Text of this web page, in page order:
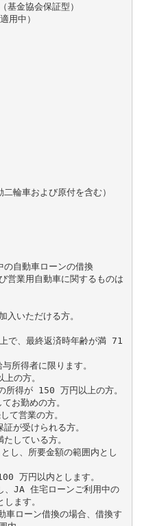
基金協会保証型）
中）
輪車および原付を含む）
の自動車ローンの借換
営業用自動車に関するものは
入いただける方。
で、最終返済時年齢が満 71
所得者に限ります。
の方。
所得が 150 万円以上の方。
お勤めの方。
て営業の方。
が受けられる方。
している方。
し、所要金額の範囲内とし
万円以内とします。
JA 住宅ローンご利用中の
ます。
車ローン借換の場合、借換す